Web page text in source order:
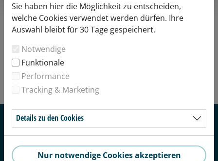
g1 Albstadt Betriebsführungs GmbH
Sie haben hier die Möglichkeit zu entscheiden,
welche Cookies verwendet werden dürfen. Ihre
Auswahl bleibt für 30 Tage gespeichert.
Notwendige
Funktionale
Performance
Tracking & Marketing
Details zu den Cookies
Nur notwendige Cookies akzeptieren